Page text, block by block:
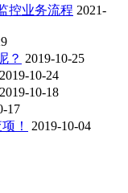
控业务流程 2021-
？ 2019-10-25
2019-10-24
2019-10-18
17
！ 2019-10-04